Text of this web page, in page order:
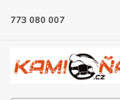
773 080 007